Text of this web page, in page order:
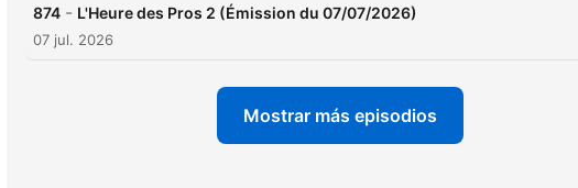
874 - L'Heure des Pros 2 (Émission du 07/07/2026)
07 jul. 2026
Mostrar más episodios